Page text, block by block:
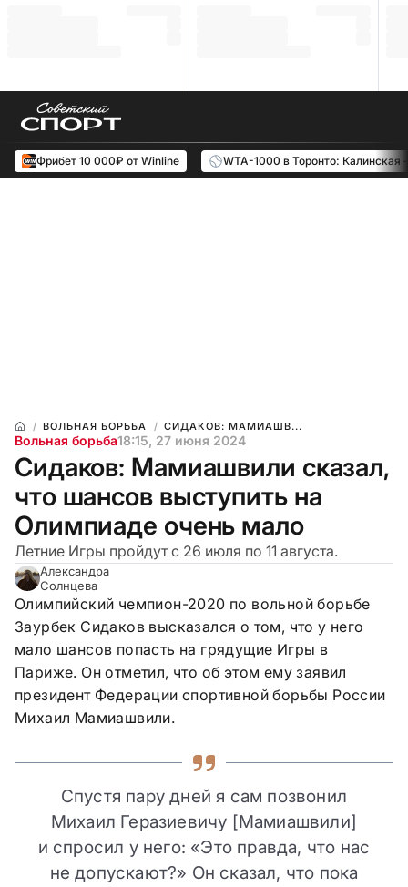
Фрибет 10 000₽ от Winline WTA-1000 в Торонто: Калинская
ВОЛЬНАЯ БОРЬБА СИДАКОВ: МАМИАШВ...
Вольная борьба18:15, 27 июня 2024
Сидаков: Мамиашвили сказал,
что шансов выступить на
Олимпиаде очень мало
Летние Игры пройдут с 26 июля по 11 августа.
Александра
Солнцева
Олимпийский чемпион-2020 по вольной борьбе
Заурбек Сидаков высказался о том, что у него
мало шансов попасть на грядущие Игры в
Париже. Он отметил, что об этом ему заявил
президент Федерации спортивной борьбы России
Михаил Мамиашвили.
Спустя пару дней я сам позвонил
Михаил Геразиевичу [Мамиашвили]
и спросил у него: «Это правда, что нас
не допускают?» Он сказал, что пока